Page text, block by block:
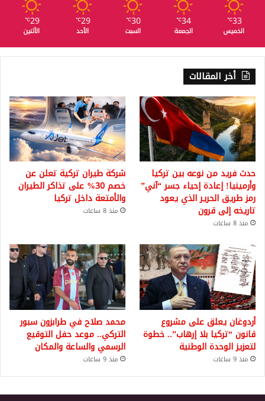
33
℃
الخميس
34
℃
الجمعة
30
℃
السبت
29
℃
الأحد
29
℃
الأثنين
أخر المقالات
حدث فريد من نوعه بين تركيا
وأرمينيا! إعادة إحياء جسر “آني”
رمز طريق الحرير الذي يعود
تاريخه إلى قرون
منذ 8 ساعات
شركة طيران تركية تعلن عن
خصم 30% على تذاكر الطيران
والأمتعة داخل تركيا
منذ 8 ساعات
أردوغان يعلق على مشروع
قانون “تركيا بلا إرهاب”.. خطوة
لتعزيز الوحدة الوطنية
منذ 9 ساعات
محمد صلاح في طرابزون سبور
التركي.. موعد حفل التوقيع
الرسمي والساعة والمكان
منذ 9 ساعات